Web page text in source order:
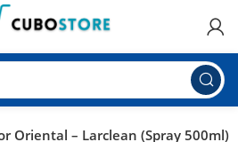
Oriental – Larclean (Spray 500ml)